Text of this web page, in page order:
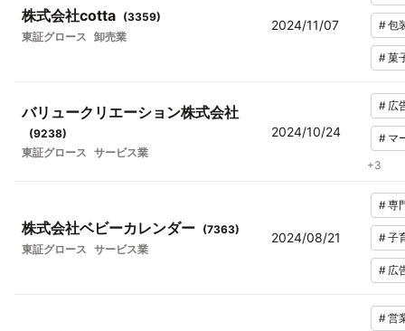
株式会社cotta (3359)
東証グロース 卸売業
2024/11/07 #包
#菓
バリュークリエーション株式会社
(9238)
東証グロース サービス業
2024/10/24
# 広
# マ
+3
株式会社ベビーカレンダー (7363)
東証グロース サービス業
2024/08/21
#専
#子
# 広
#営